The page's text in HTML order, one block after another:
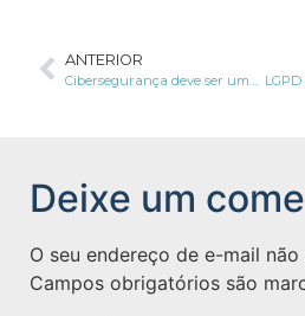
ANTERIOR
Deixe um
O seu endereço de e-mail
Campos obrigatórios são